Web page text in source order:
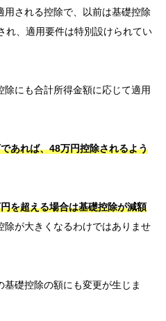
される控除で、以前は基礎控除
れ、適用要件は特別設けられてい
除にも合計所得金額に応じて適用
あれば、48万円控除されるよう
を超える場合は基礎控除が減額
除が大きくなるわけではありませ
礎控除の額にも変更が生じま